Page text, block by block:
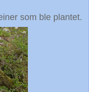
som ble plantet.